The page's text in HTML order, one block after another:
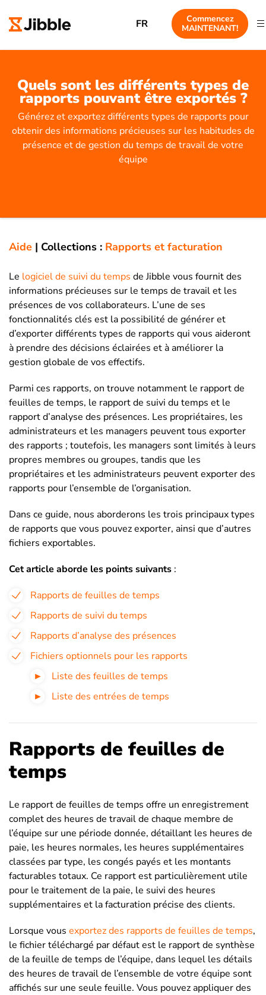
FR
Commencez
MAINTENANT!
Quels sont les différents types de
rapports pouvant être exportés ?
Générez et exportez différents types de rapports pour
obtenir des informations précieuses sur les habitudes de
présence et de gestion du temps de travail de votre
équipe
Aide | Collections : Rapports et facturation
Le logiciel de suivi du temps de Jibble vous fournit des
informations précieuses sur le temps de travail et les
présences de vos collaborateurs. L’une de ses
fonctionnalités clés est la possibilité de générer et
d’exporter différents types de rapports qui vous aideront
à prendre des décisions éclairées et à améliorer la
gestion globale de vos effectifs.
Parmi ces rapports, on trouve notamment le rapport de
feuilles de temps, le rapport de suivi du temps et le
rapport d’analyse des présences. Les propriétaires, les
administrateurs et les managers peuvent tous exporter
des rapports ; toutefois, les managers sont limités à leurs
propres membres ou groupes, tandis que les
propriétaires et les administrateurs peuvent exporter des
rapports pour l’ensemble de l’organisation.
Dans ce guide, nous aborderons les trois principaux types
de rapports que vous pouvez exporter, ainsi que d’autres
fichiers exportables.
Cet article aborde les points suivants :
Rapports de feuilles de temps
Rapports de suivi du temps
Rapports d’analyse des présences
Fichiers optionnels pour les rapports
Liste des feuilles de temps
Liste des entrées de temps
Rapports de feuilles de
temps
Le rapport de feuilles de temps offre un enregistrement
complet des heures de travail de chaque membre de
l’équipe sur une période donnée, détaillant les heures de
paie, les heures normales, les heures supplémentaires
classées par type, les congés payés et les montants
facturables totaux. Ce rapport est particulièrement utile
pour le traitement de la paie, le suivi des heures
supplémentaires et la facturation précise des clients.
Lorsque vous exportez des rapports de feuilles de temps,
le fichier téléchargé par défaut est le rapport de synthèse
de la feuille de temps de l’équipe, dans lequel les détails
des heures de travail de l’ensemble de votre équipe sont
affichés sur une seule feuille. Vous pouvez appliquer des